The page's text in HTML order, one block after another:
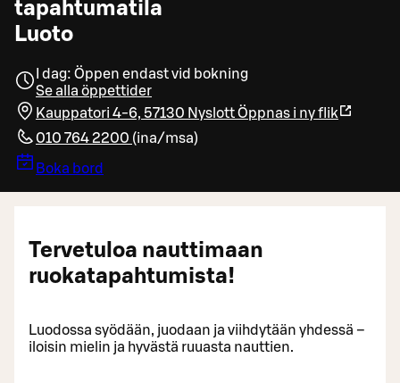
tapahtumatila
Luoto
I dag: Öppen endast vid bokning
Se alla öppettider
Kauppatori 4-6, 57130 NyslottÖppnas i ny flik
010 764 2200 (ina/msa)
Boka bord
Tervetuloa nauttimaan
ruokatapahtumista!
Luodossa syödään, juodaan ja viihdytään yhdessä –
iloisin mielin ja hyvästä ruuasta nauttien.